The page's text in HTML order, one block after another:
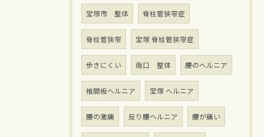
宝塚市 整体 脊柱管狭窄症
脊柱菅狭窄 宝塚 脊柱管狭窄症
歩きにくい 南口 整体 腰のヘルニア
椎間板ヘルニア 宝塚 ヘルニア
腰の激痛 反り腰ヘルニア 腰が痛い